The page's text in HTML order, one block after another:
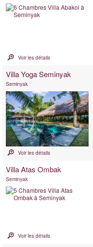
Voir les détails
Villa Yoga Seminyak
Seminyak
Voir les détails
Villa Atas Ombak
Seminyak
Voir les détails